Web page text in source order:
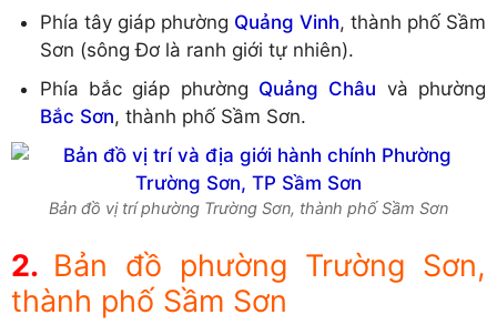
Phía tây giáp phường Quảng Vinh, thành phố Sầm
Sơn (sông Đơ là ranh giới tự nhiên).
Phía bắc giáp phường Quảng Châu và phường
Bắc Sơn, thành phố Sầm Sơn.
Bản đồ vị trí phường Trường Sơn, thành phố Sầm Sơn
Bản đồ phường Trường Sơn,
thành phố Sầm Sơn